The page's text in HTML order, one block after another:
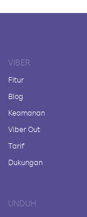
VIBER
Fitur
Blog
Keamanan
Viber Out
Tarif
Dukungan
UNDUH